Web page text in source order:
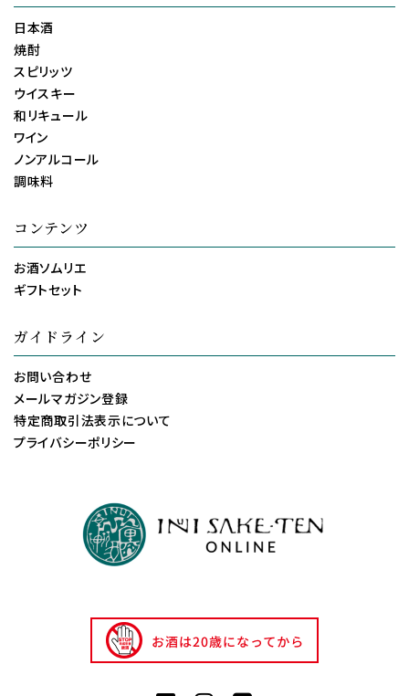
日本酒
焼酎
スピリッツ
ウイスキー
和リキュール
ワイン
ノンアルコール
調味料
コンテンツ
お酒ソムリエ
ギフトセット
ガイドライン
お問い合わせ
メールマガジン登録
特定商取引法表示について
プライバシーポリシー